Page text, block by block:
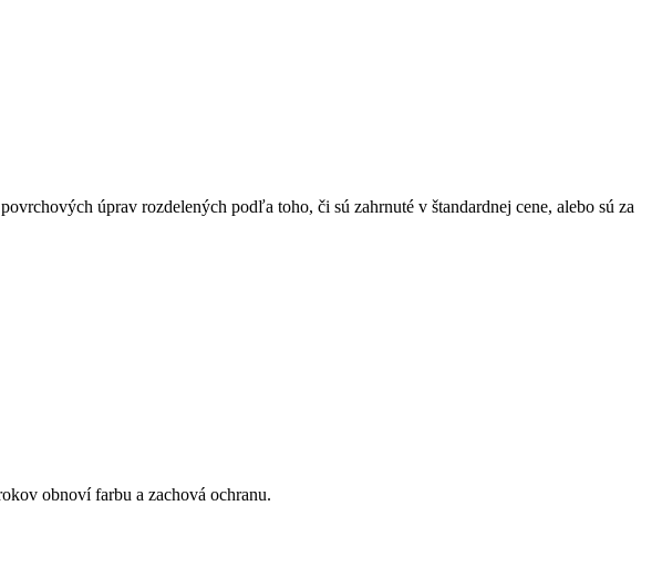
úprav rozdelených podľa toho, či sú zahrnuté v štandardnej cene, alebo sú za
obnoví farbu a zachová ochranu.